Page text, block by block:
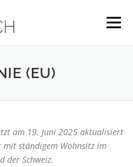
Menü
(EU)
am 19. Juni 2025 aktualisiert
ständigem Wohnsitz im
der Schweiz.